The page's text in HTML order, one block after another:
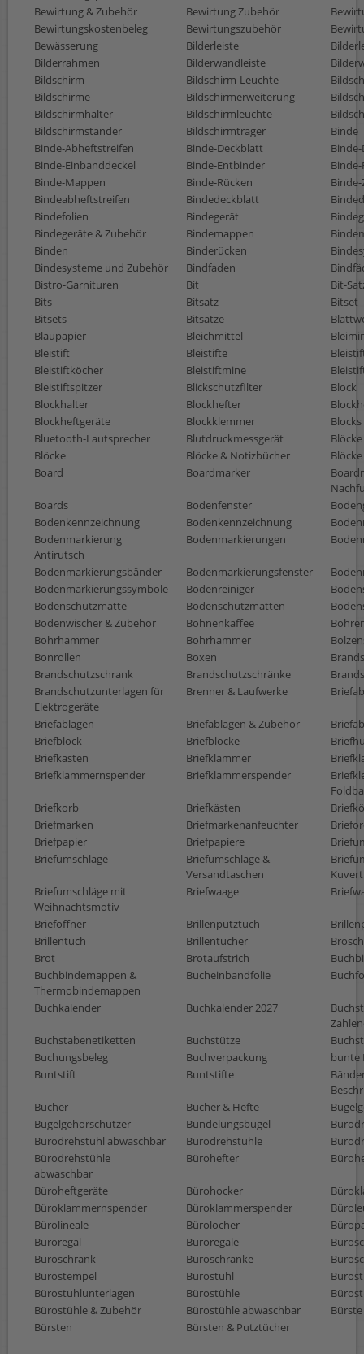
Bewirtung & Zubehör
Bewirtung Zubehör
Bewirtungskostenbeleg
Bewirtungszubehör
Bewässerung
Bilderleiste
Bilderrahmen
Bilderwandleiste
Bildschirm
Bildschirm-Leuchte
Bildschirme
Bildschirmerweiterung
Bildschirmhalter
Bildschirmleuchte
Bildschirmständer
Bildschirmträger
Binde
Binde-Abheftstreifen
Binde-Deckblatt
Binde-Einbanddeckel
Binde-Entbinder
Binde-Mappen
Binde-Rücken
Bindeabheftstreifen
Bindedeckblatt
Bindefolien
Bindegerät
Bindegeräte & Zubehör
Bindemappen
Binden
Binderücken
Bindesysteme und Zubehör
Bindfaden
Bistro-Garnituren
Bit
Bit-
Bits
Bitsatz
Bitset
Bitsets
Bitsätze
Blaupapier
Bleichmittel
Bleistift
Bleistifte
Bleistiftköcher
Bleistiftmine
Bleistiftspitzer
Blickschutzfilter
Block
Blockhalter
Blockhefter
Blockheftgeräte
Blockklemmer
Blocks
Bluetooth-Lautsprecher
Blutdruckmessgerät
Blöcke
Blöcke
Blöcke & Notizbücher
Board
Boardmarker
Boards
Bodenfenster
Bodenkennzeichnung
Bodenkennzeichnung
Bodenmarkierung
Antirutsch
Bodenmarkierungen
Bodenmarkierungsbänder Bodenmarkierungsfenster
Bodenmarkierungssymbole
Bodenreiniger
Bodenschutzmatte
Bodenschutzmatten
Bodenwischer & Zubehör
Bohnenkaffee
Bohrhammer
Bohrhammer
Bonrollen
Boxen
Brandschutzschrank
Brandschutzschränke
Brandschutzunterlagen für
Elektrogeräte
Brenner & Laufwerke
Briefablagen Briefablagen & Zubehör
Briefblock
Briefblöcke
Briefkasten
Briefklammer
Briefklammernspender
Briefklammerspender
Briefkorb
Briefkästen
Briefmarken
Briefmarkenanfeuchter
Briefpapier
Briefpapiere
Briefumschläge
Briefumschläge &
Versandtaschen
Briefumschläge mit
Weihnachtsmotiv
Briefwaage
Brieföffner Brillenputztuch
Brillentuch
Brillentücher
Brot
Brotaufstrich
Buchbindemappen &
Thermobindemappen
Bucheinbandfolie
Buchkalender Buchkalender 2027
Buchstabenetiketten
Buchstütze
Buchungsbeleg
Buchverpackung
bunte
Buntstift
Buntstifte
Bücher
Bücher & Hefte
Bügelgehörschützer
Bündelungsbügel
Bürodrehstuhl abwaschbar
Bürodrehstühle
Bürodrehstühle
abwaschbar
Bürohefter
Büroheftgeräte Bürohocker
Büroklammernspender
Büroklammerspender
Bürolineale
Bürolocher
Büroregal
Büroregale
Büroschrank
Büroschränke
Bürostempel
Bürostuhl
Bürostuhlunterlagen
Bürostühle
Bürostühle & Zubehör
Bürostühle abwaschbar
Bürste
Bürsten
Bürsten & Putztücher